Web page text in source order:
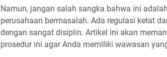
Namun, jangan salah sangka bahwa ini
perusahaan bermasalah. Ada regulasi ketat
dengan sangat disiplin. Artikel ini akan
prosedur ini agar Anda memiliki wawasan